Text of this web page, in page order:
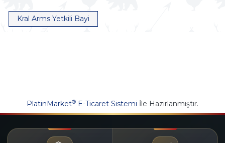
Kral Arms Yetkili Bayi
PlatinMarket® E-Ticaret Sistemi İle Hazırlanmıştır.